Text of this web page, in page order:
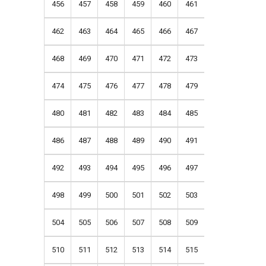
456 457 458 459 460 461
462 463 464 465 466 467
468 469 470 471 472 473
474 475 476 477 478 479
480 481 482 483 484 485
486 487 488 489 490 491
492 493 494 495 496 497
498 499 500 501 502 503
504 505 506 507 508 509
510 511 512 513 514 515